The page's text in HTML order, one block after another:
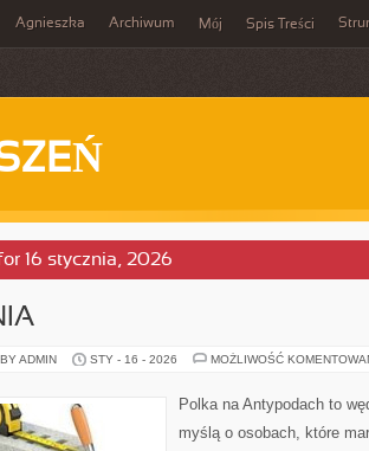
Agnieszka Archiwum Mój Spis Treści
16 stycznia, 2026
ADMIN STY - 16 - 2026 MOŻLIWOŚĆ
Polka na Antypodach to
myślą o osobach, które